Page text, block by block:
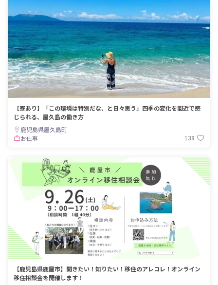
【寮あり】「この環境は特別だな、と日々思う」四季の変化を間近で感
じられる、屋久島の働き方
鹿児島県屋久島町
お仕事
138
【鹿児島県鹿屋市】聞きたい！知りたい！移住のアレコレ！オンライン
移住相談会を開催します！